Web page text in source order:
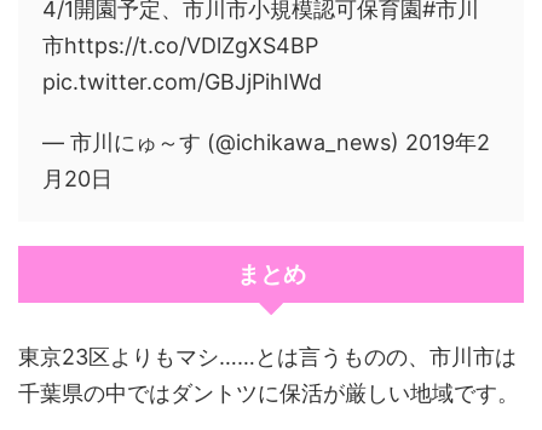
4/1開園予定、市川市小規模認可保育園#市川
市https://t.co/VDlZgXS4BP
pic.twitter.com/GBJjPihIWd
— 市川にゅ～す (@ichikawa_news) 2019年2
月20日
まとめ
東京23区よりもマシ……とは言うものの、市川市は
千葉県の中ではダントツに保活が厳しい地域です。